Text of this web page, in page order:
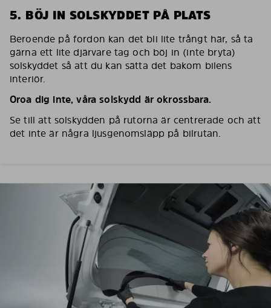
5. BÖJ IN SOLSKYDDET PÅ PLATS
Beroende på fordon kan det bli lite trångt här, så ta
gärna ett lite djärvare tag och böj in (inte bryta)
solskyddet så att du kan sätta det bakom bilens
interiör.
Oroa dig inte, våra solskydd är okrossbara.
Se till att solskydden på rutorna är centrerade och att
det inte är några ljusgenomsläpp på bilrutan.